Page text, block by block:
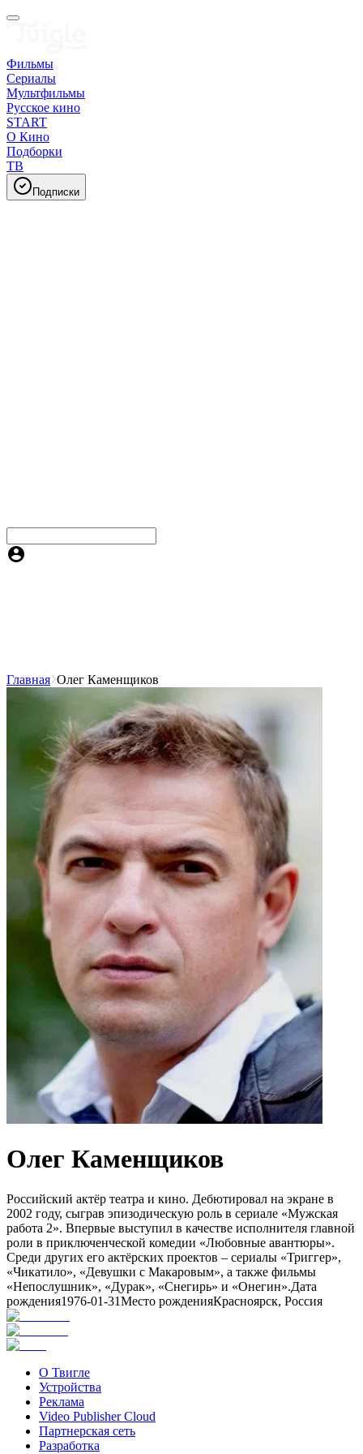
Фильмы
Сериалы
Мультфильмы
Русское кино
START
О Кино
Подборки
ТВ
Подписки
Главная Олег Каменщиков
Олег Каменщиков
Российский актёр театра и кино. Дебютировал на экране в
2002 году, сыграв эпизодическую роль в сериале «Мужская
работа 2». Впервые выступил в качестве исполнителя главной
роли в приключенческой комедии «Любовные авантюры».
Среди других его актёрских проектов – сериалы «Триггер»,
«Чикатило», «Девушки с Макаровым», а также фильмы
«Непослушник», «Дурак», «Снегирь» и «Онегин».Дата
рождения1976-01-31Место рожденияКрасноярск, Россия
О Твигле
Устройства
Реклама
Video Publisher Cloud
Партнерская сеть
Разработка